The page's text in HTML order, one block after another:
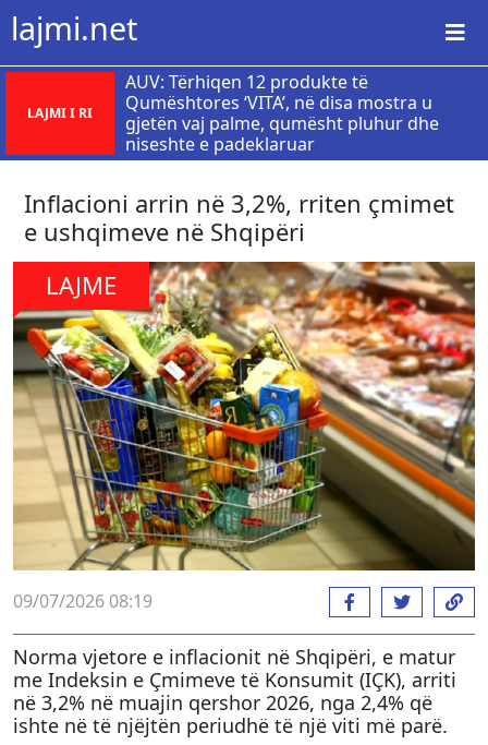
lajmi.net
LAJMI I RI
AUV: Tërhiqen 12 produkte të
Qumështores ‘VITA’, në disa mostra u
gjetën vaj palme, qumësht pluhur dhe
niseshte e padeklaruar
​Inflacioni arrin në 3,2%, rriten çmimet
e ushqimeve në Shqipëri
LAJME
09/07/2026 08:19
Norma vjetore e inflacionit në Shqipëri, e matur
me Indeksin e Çmimeve të Konsumit (IÇK), arriti
në 3,2% në muajin qershor 2026, nga 2,4% që
ishte në të njëjtën periudhë të një viti më parë.